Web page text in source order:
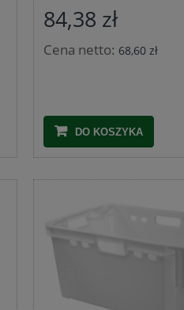
84,38 zł
Cena netto: 68,60 zł
DO KOSZYKA